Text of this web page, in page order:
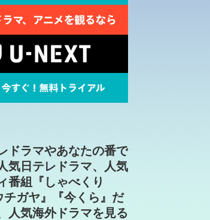
ドラマやあなたの番で
気日テレドラマ、人気
番組『しゃべくり
チガヤ』『今くら』だ
人気海外ドラマを見る